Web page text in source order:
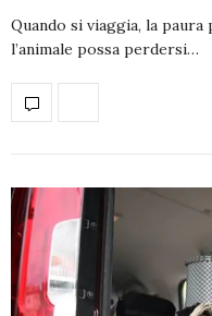
Quando si viaggia, la
l’animale possa perdersi…